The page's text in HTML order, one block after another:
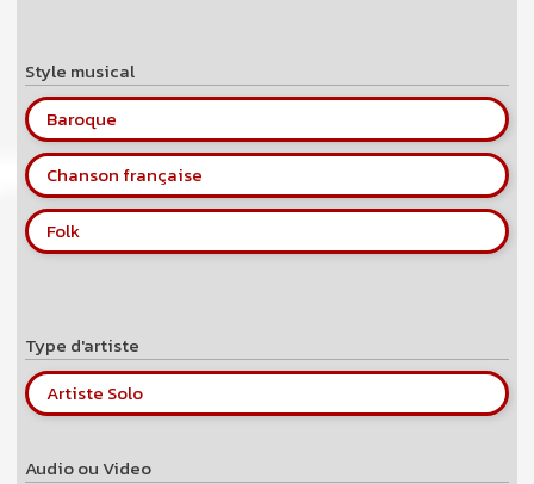
Style musical
Baroque
Chanson française
Folk
Type d'artiste
Artiste Solo
Audio ou Video